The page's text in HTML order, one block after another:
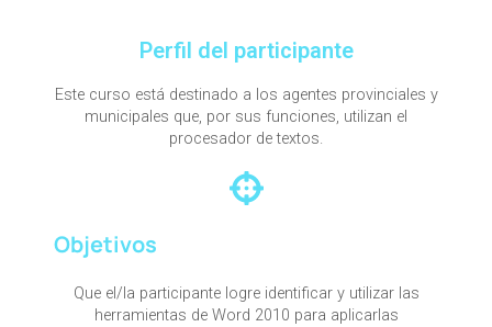
Perfil del participante
Este curso está destinado a los agentes provinciales y
municipales que, por sus funciones, utilizan el
procesador de textos.
Objetivos
Que el/la participante logre identificar y utilizar las
herramientas de Word 2010 para aplicarlas